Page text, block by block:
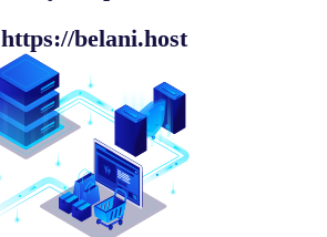
https://belani.host